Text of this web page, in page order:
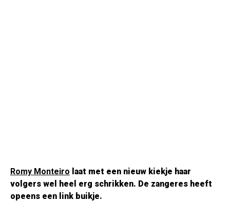
Romy Monteiro laat met een nieuw kiekje haar
volgers wel heel erg schrikken. De zangeres heeft
opeens een link buikje.